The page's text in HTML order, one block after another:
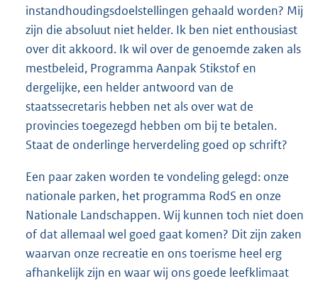
instandhoudingsdoelstellingen gehaald worden? Mij
zijn die absoluut niet helder. Ik ben niet enthousiast
over dit akkoord. Ik wil over de genoemde zaken als
mestbeleid, Programma Aanpak Stikstof en
dergelijke, een helder antwoord van de
staatssecretaris hebben net als over wat de
provincies toegezegd hebben om bij te betalen.
Staat de onderlinge herverdeling goed op schrift?
Een paar zaken worden te vondeling gelegd: onze
nationale parken, het programma RodS en onze
Nationale Landschappen. Wij kunnen toch niet doen
of dat allemaal wel goed gaat komen? Dit zijn zaken
waarvan onze recreatie en ons toerisme heel erg
afhankelijk zijn en waar wij ons goede leefklimaat